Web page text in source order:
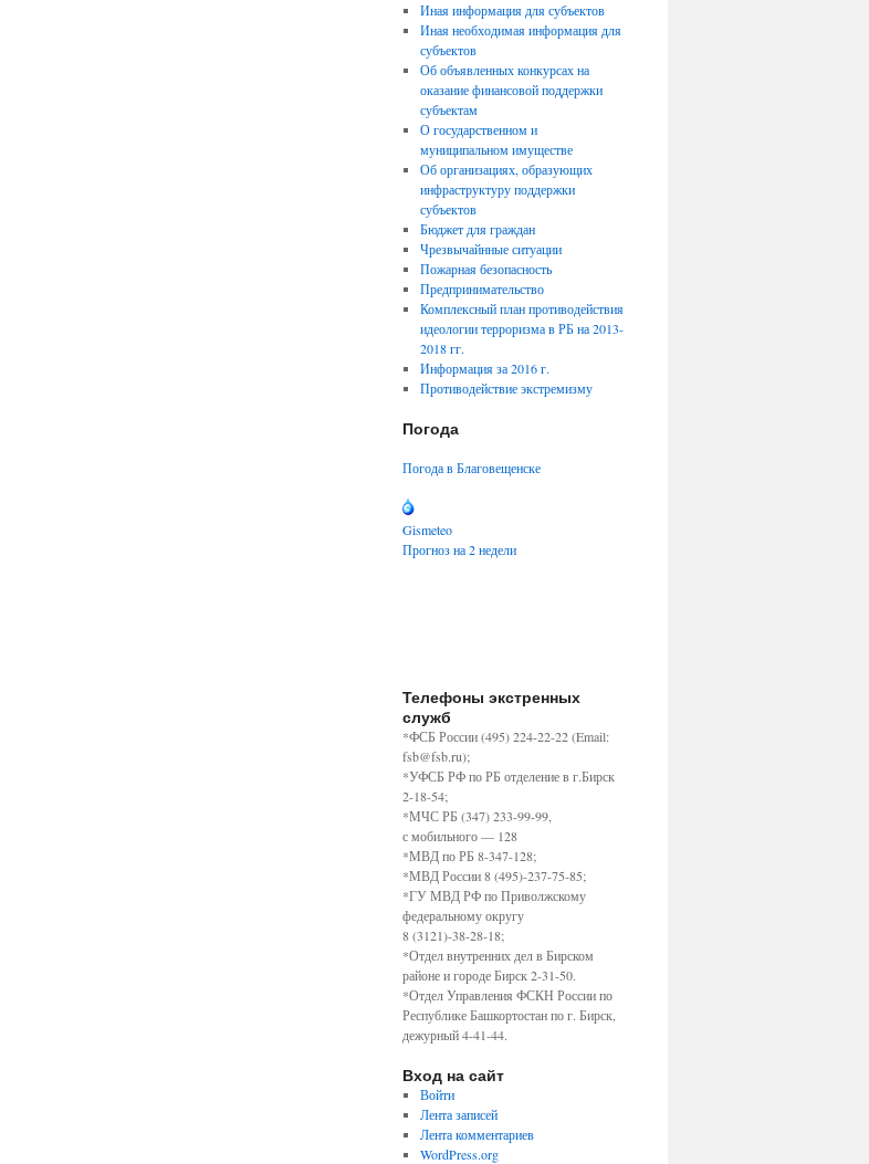
Иная информация для субъектов
Иная необходимая информация для
субъектов
Об объявленных конкурсах на
оказание финансовой поддержки
субъектам
О государственном и
муниципальном имуществе
Об организациях, образующих
инфраструктуру поддержки
субъектов
Бюджет для граждан
Чрезвычайнные ситуации
Пожарная безопасность
Предпринимательство
Комплексный план противодействия
идеологии терроризма в РБ на 2013-
2018 гг.
Информация за 2016 г.
Противодействие экстремизму
Погода
Погода в Благовещенске
Gismeteo
Прогноз на 2 недели
Телефоны экстренных
служб
*ФСБ России (495) 224-22-22 (Email:
fsb@fsb.ru);
*УФСБ РФ по РБ отделение в г.Бирск
2-18-54;
*МЧС РБ (347) 233-99-99,
с мобильного — 128
*МВД по РБ 8-347-128;
*МВД России 8 (495)-237-75-85;
*ГУ МВД РФ по Приволжскому
федеральному округу
8 (3121)-38-28-18;
*Отдел внутренних дел в Бирском
районе и городе Бирск 2-31-50.
*Отдел Управления ФСКН России по
Республике Башкортостан по г. Бирск,
дежурный 4-41-44.
Вход на сайт
Войти
Лента записей
Лента комментариев
WordPress.org